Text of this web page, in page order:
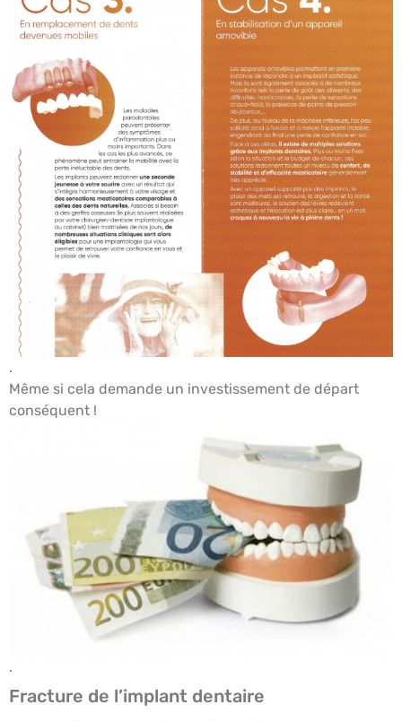
.
Même si cela demande un investissement de départ
conséquent !
.
Fracture de l’implant dentaire